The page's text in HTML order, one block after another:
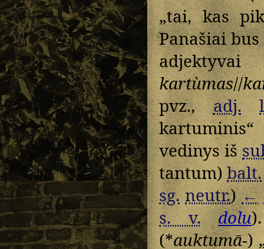
„tai, kas
Panašiai
kartùmas//
pvz.,adj.
vedinys iš
tantum)balt.
sg. neutr.)←
s. v.
dolu
(*auktumā-)